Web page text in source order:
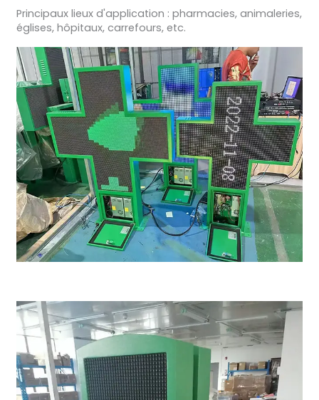
Principaux lieux d'application : pharmacies, animaleries,
églises, hôpitaux, carrefours, etc.